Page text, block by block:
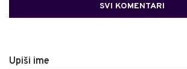
SVI KOMENTARI
Upiši ime